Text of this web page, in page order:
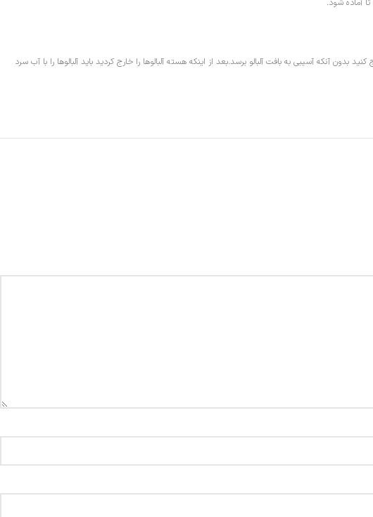
دست به راحتی هسته آلبالو‌ها را خارج کنید بدون آنکه آسیبی به بافت آلبالو برسد.بعد از اینکه هسته آلبالو‌ها را خارج کردید باید آلبالو‌ها را با آب سرد